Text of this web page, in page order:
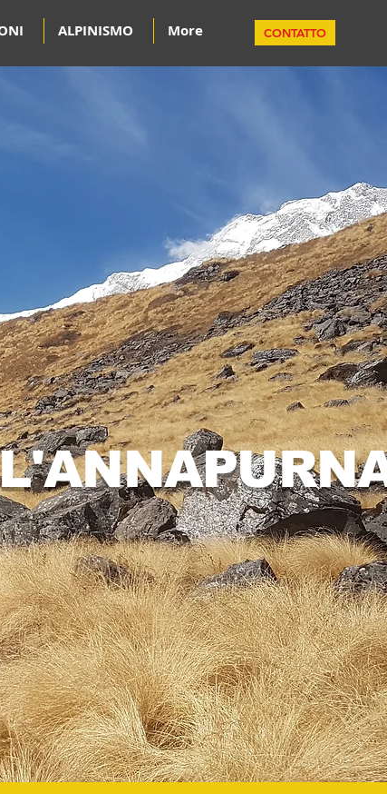
ALPINISMO More CONTATTO